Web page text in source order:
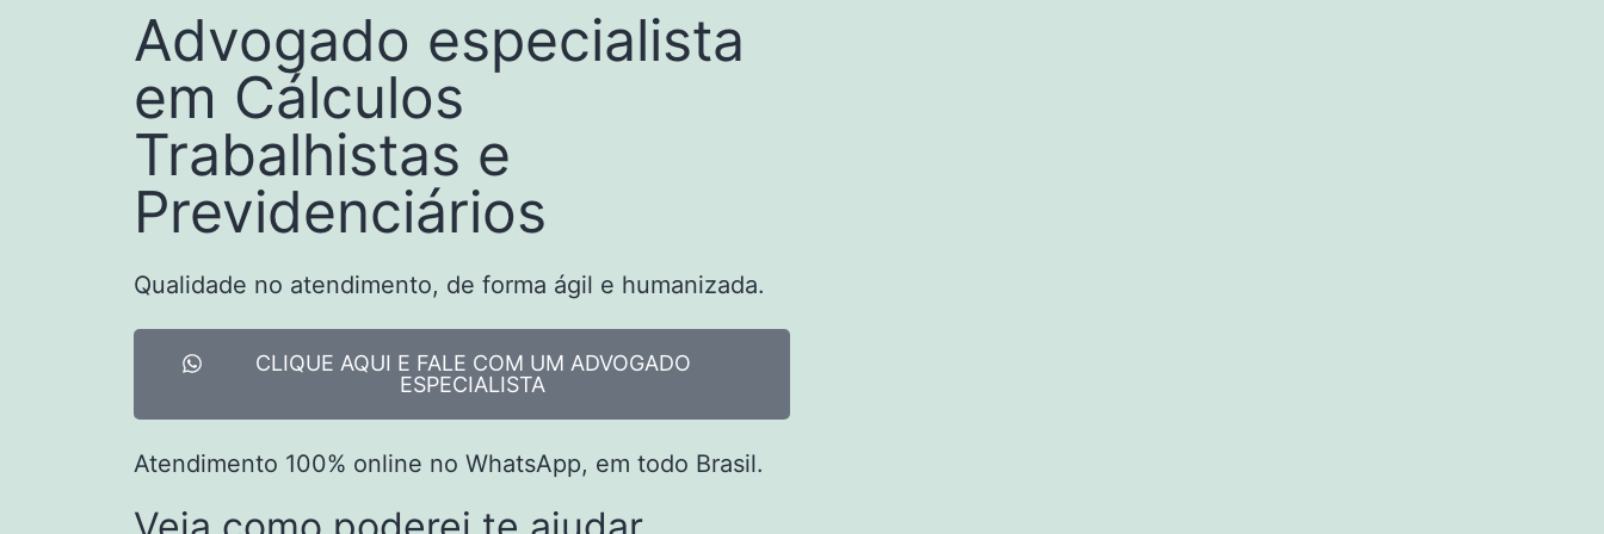
Advogado especialista
em Cálculos
Trabalhistas e
Previdenciários
Qualidade no atendimento, de forma ágil e humanizada.
CLIQUE AQUI E FALE COM UM ADVOGADO
ESPECIALISTA
Atendimento 100% online no WhatsApp, em todo Brasil.